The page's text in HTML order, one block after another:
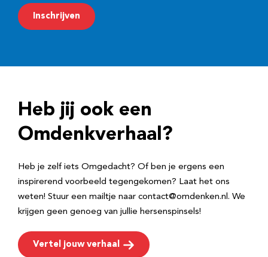
a
r
e
Inschrijven
Heb jij ook een
Omdenkverhaal?
Heb je zelf iets Omgedacht? Of ben je ergens een
inspirerend voorbeeld tegengekomen? Laat het ons
weten! Stuur een mailtje naar contact@omdenken.nl. We
krijgen geen genoeg van jullie hersenspinsels!
Vertel jouw verhaal